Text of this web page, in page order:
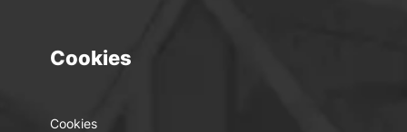
Cookies
Cookies